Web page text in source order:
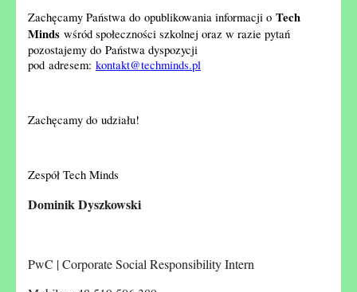
Zachęcamy Państwa do opublikowania informacji o Tech
Minds wśród społeczności szkolnej oraz w razie pytań
pozostajemy do Państwa dyspozycji
pod adresem: kontakt@techminds.pl
Zachęcamy do udziału!
Zespół Tech Minds
Dominik Dyszkowski
PwC | Corporate Social Responsibility Intern